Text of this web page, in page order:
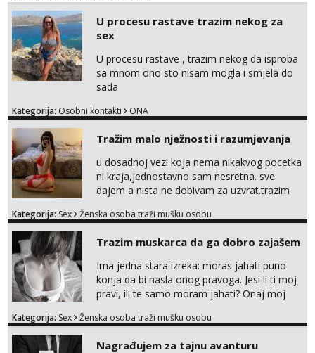
U procesu rastave trazim nekog za
sex
U procesu rastave , trazim nekog da isproba
sa mnom ono sto nisam mogla i smjela do
sada
Kategorija: Osobni kontakti ONA
Tražim malo nježnosti i razumjevanja
u dosadnoj vezi koja nema nikakvog pocetka
ni kraja,jednostavno sam nesretna. sve
dajem a nista ne dobivam za uzvrat.trazim
trazim puno samo malo njeznosti i
poljupce po tijelu koji me jako
pale,obozavam kad muskarac preuzme
kontrolu . javi se :) Klikni na link ispod i nadji
me tamo, cekam te!
Kategorija: Sex Ženska osoba traži mušku osobu
Trazim muskarca da ga dobro zajašem
Ima jedna stara izreka: moras jahati puno
konja da bi nasla onog pravoga. Jesi li ti moj
pravi, ili te samo moram jahati? Onaj moj
na sexdater link i javi mi se tamo....
Kategorija: Sex Ženska osoba traži mušku osobu
Nagrađujem za tajnu avanturu